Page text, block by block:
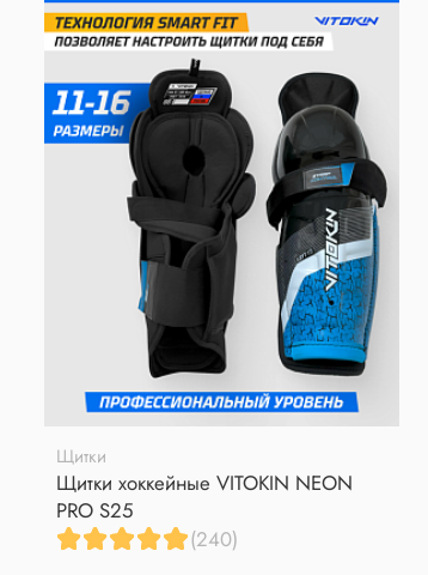
Щитки
Щитки хоккейные VITOKIN NEON
PRO S25
(240)